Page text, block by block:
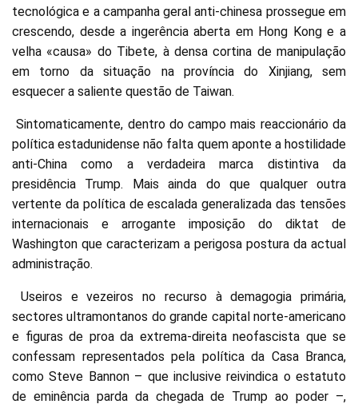
tecnológica e a campanha geral anti-chinesa prossegue em
crescendo, desde a ingerência aberta em Hong Kong e a
velha «causa» do Tibete, à densa cortina de manipulação
em torno da situação na província do Xinjiang, sem
esquecer a saliente questão de Taiwan.
Sintomaticamente, dentro do campo mais reaccionário da
política estadunidense não falta quem aponte a hostilidade
anti-China como a verdadeira marca distintiva da
presidência Trump. Mais ainda do que qualquer outra
vertente da política de escalada generalizada das tensões
internacionais e arrogante imposição do diktat de
Washington que caracterizam a perigosa postura da actual
administração.
Useiros e vezeiros no recurso à demagogia primária,
sectores ultramontanos do grande capital norte-americano
e figuras de proa da extrema-direita neofascista que se
confessam representados pela política da Casa Branca,
como Steve Bannon – que inclusive reivindica o estatuto
de eminência parda da chegada de Trump ao poder –,